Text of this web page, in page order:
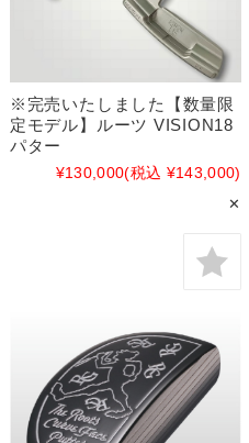
※完売いたしました【数量限
定モデル】ルーツ VISION18
パター
¥130,000(税込 ¥143,000)
✕